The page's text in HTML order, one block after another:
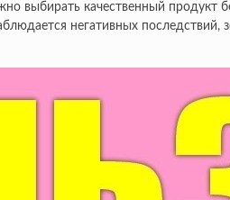
выбирать качественный продукт
негативных